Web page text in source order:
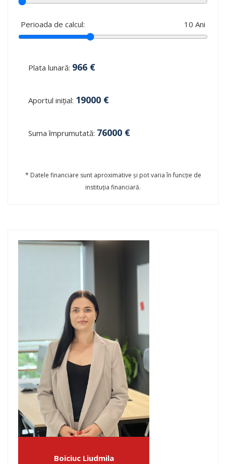
Perioada de calcul: 10 Ani
Plata lunară: 966 €
Aportul inițial: 19000 €
Suma împrumutată: 76000 €
* Datele financiare sunt aproximative și pot varia în funcție de
instituția financiară.
Boiciuc Liudmila